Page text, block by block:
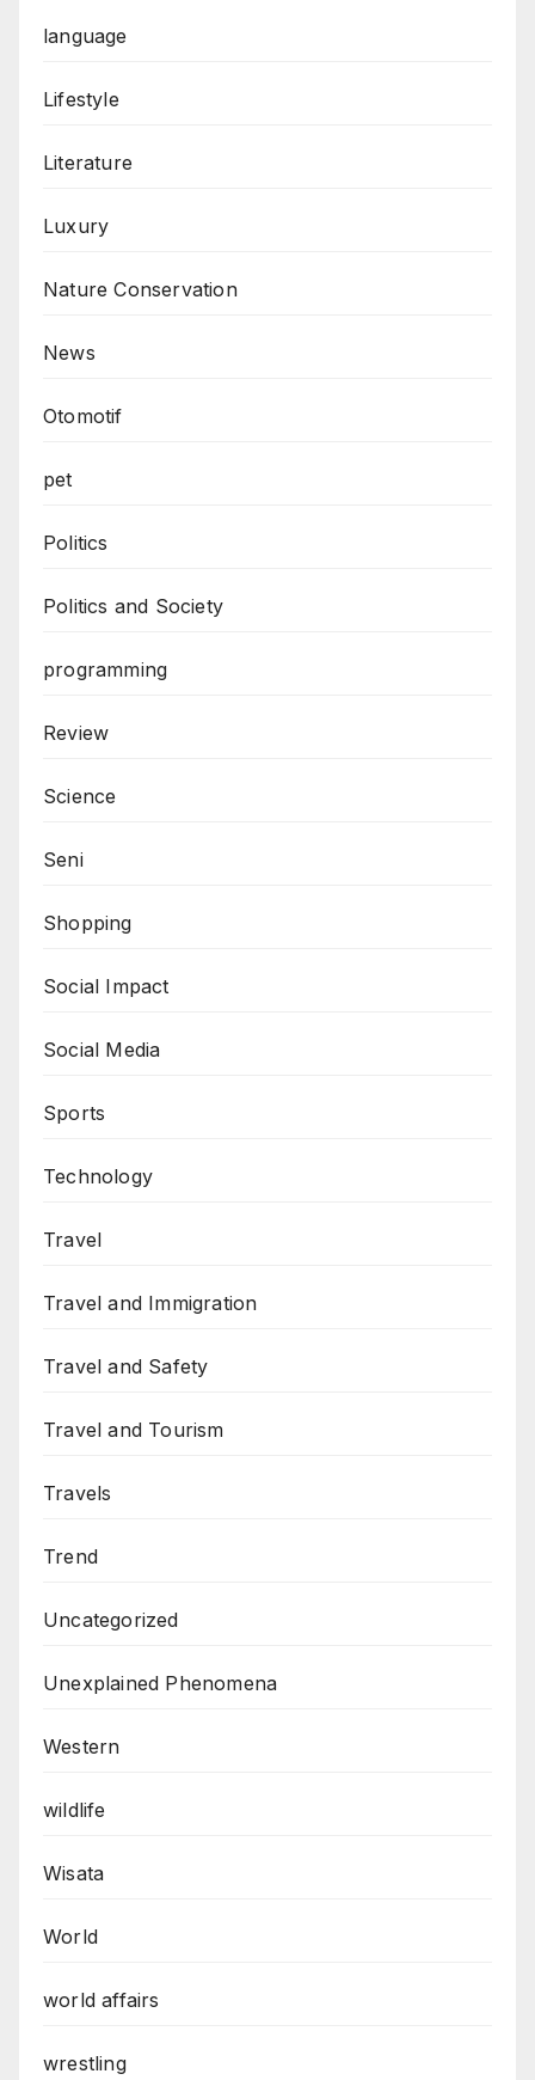
language
Lifestyle
Literature
Luxury
Nature Conservation
News
Otomotif
pet
Politics
Politics and Society
programming
Review
Science
Seni
Shopping
Social Impact
Social Media
Sports
Technology
Travel
Travel and Immigration
Travel and Safety
Travel and Tourism
Travels
Trend
Uncategorized
Unexplained Phenomena
Western
wildlife
Wisata
World
world affairs
wrestling